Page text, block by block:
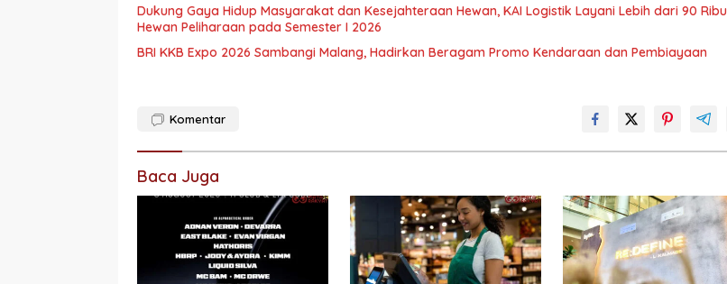
Dukung Gaya Hidup Masyarakat dan Kesejahteraan Hewan, KAI Logistik Layani Lebih dari 90 Ribu
Hewan Peliharaan pada Semester I 2026
BRI KKB Expo 2026 Sambangi Malang, Hadirkan Beragam Promo Kendaraan dan Pembiayaan
Komentar
Baca Juga